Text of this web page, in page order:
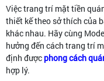
Việc trang trí mặt tiền
thiết kế theo sở thích của
khác nhau. Hãy cùng
hưởng đến cách trang trí
định được phong cách
hợp lý.